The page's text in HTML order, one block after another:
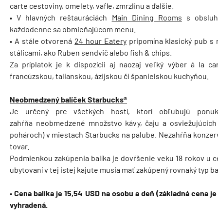
carte cestoviny, omelety, vafle, zmrzlinu a ďalšie.
• V hlavných reštauráciách Main Dining Rooms s
každodenne sa obmieňajúcom menu.
• A stále otvorená 24 hour Eaterypripomína klasický pub s
stálicami, ako Ruben sendvič alebo fish & chips.
Za príplatok je k dispozícii aj naozaj veľký výber á la
francúzskou, talianskou, ázijskou či španielskou kuchyňou.
Neobmedzený balíček Starbucks®
Je určený pre všetkých hostí, ktorí obľubujú
zahŕňa neobmedzené množstvo kávy, čaju a
pohároch) v miestach Starbucks na palube. Nezahŕňa
tovar.
Podmienkou zakúpenia balíka je dovŕšenie veku 18 rokov u
ubytovaní v tej istej kajute musia mať zakúpený rovnaký typ
• Cena balíka je 15,54 USD na osobu a deň (základná cena
vyhradená.